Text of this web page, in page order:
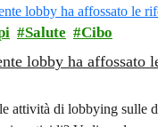
Salute Cibo
lobby ha affossato
attività di lobbying sulle